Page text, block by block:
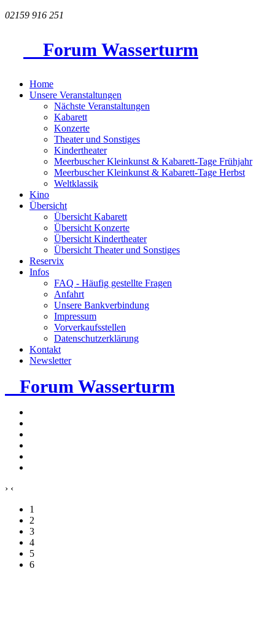
02159 916 251
Forum Wasserturm
Home
Unsere Veranstaltungen
Nächste Veranstaltungen
Kabarett
Konzerte
Theater und Sonstiges
Kindertheater
Meerbuscher Kleinkunst & Kabarett-Tage Frühjahr
Meerbuscher Kleinkunst & Kabarett-Tage Herbst
Weltklassik
Kino
Übersicht
Übersicht Kabarett
Übersicht Konzerte
Übersicht Kindertheater
Übersicht Theater und Sonstiges
Reservix
Infos
FAQ - Häufig gestellte Fragen
Anfahrt
Unsere Bankverbindung
Impressum
Vorverkaufsstellen
Datenschutzerklärung
Kontakt
Newsletter
Forum Wasserturm
› ‹
1
2
3
4
5
6